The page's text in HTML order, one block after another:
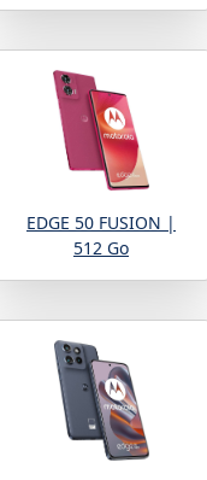
EDGE 50 FUSION |
512 Go